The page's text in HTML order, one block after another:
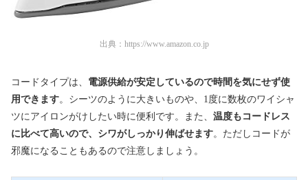
出典： https://www.amazon.co.jp
コードタイプは、 電源供給が安定しているので時間を気にせず使
用できます。シーツのように大きいものや、1度に数枚のワイシャ
ツにアイロンがけしたい時に便利です。また、 温度もコードレス
に比べて高いので、シワがしっかり伸ばせます。ただしコードが
邪魔になることもあるので注意しましょう。